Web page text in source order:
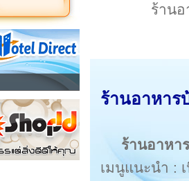
ร้านอ
ร้านอาหาร
ร้านอาหา
เมนูแนะนำ :